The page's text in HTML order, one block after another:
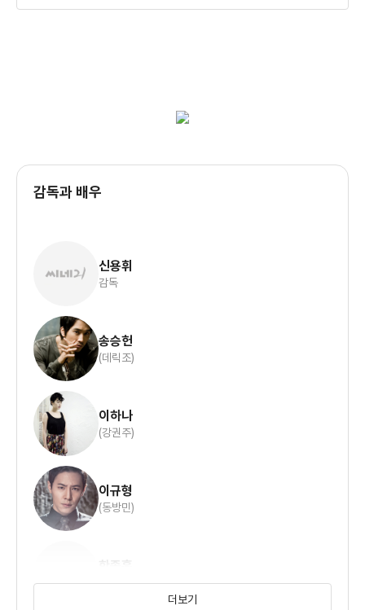
긴박한 순간들이 모인 ‘112 신고센터’ ‘3분
용기에 대해 이야기한다
감독과 배우
신용휘
감독
송승헌
(데릭조)
이하나
(강권주)
이규형
(동방민)
(채드)
더보기